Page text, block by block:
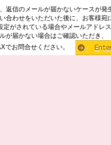
返信のメールが届かないケースが発
合わせをいただいた後に、お客様宛
がされている場合やメールアドレ
が届かない場合はご確認いただき、
でお問合せください。